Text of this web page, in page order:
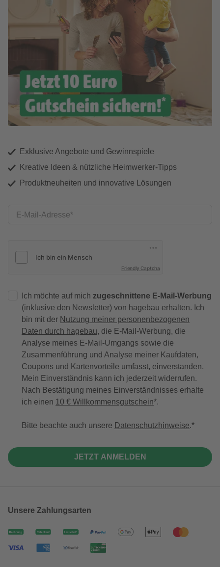
Exklusive Angebote und Gewinnspiele
Kreative Ideen & nützliche Heimwerker-Tipps
Produktneuheiten und innovative Lösungen
E-Mail-Adresse
Friendly Captcha
Ich möchte auf mich zugeschnittene E-Mail-Werbung
(inklusive den Newsletter) von hagebau erhalten. Ich
bin mit der Nutzung meiner personenbezogenen
Daten durch hagebau, die E-Mail-Werbung, die
Analyse meines E-Mail-Umgangs sowie die
Zusammenführung und Analyse meiner Kaufdaten,
Coupons und Kartenvorteile umfasst, einverstanden.
Mein Einverständnis kann ich jederzeit widerrufen.
Nach Bestätigung meines Einverständnisses erhalte
ich einen 10 € Willkommensgutschein*.
Bitte beachte auch unsere Datenschutzhinweise.
JETZT ANMELDEN
Unsere Zahlungsarten